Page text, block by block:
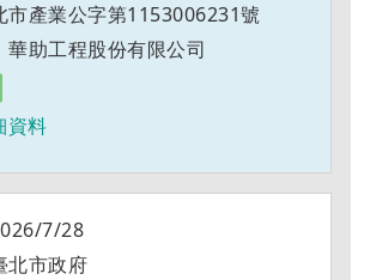
市產業公字第1153006231號
華助工程股份有限公司
資料
7/28
北市政府